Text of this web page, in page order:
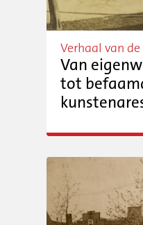
Verhaal van
Van
tot